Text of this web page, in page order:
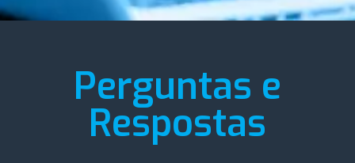
Perguntas e
Respostas